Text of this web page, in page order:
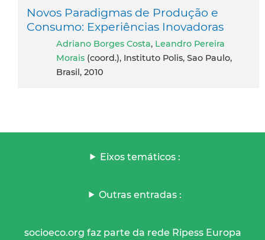
Novos Paradigmas de Produção e
Consumo: Experiências Inovadoras
Adriano Borges Costa, Leandro Pereira
Morais (coord.), Instituto Polis, Sao Paulo,
Brasil, 2010
Eixos temáticos :
Outras entradas :
socioeco.org faz parte da rede Ripess Europa